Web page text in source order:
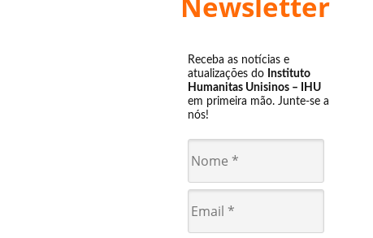
Receba as notícias e
atualizações do Instituto
Humanitas Unisinos – IHU
em primeira mão. Junte-se a
nós!